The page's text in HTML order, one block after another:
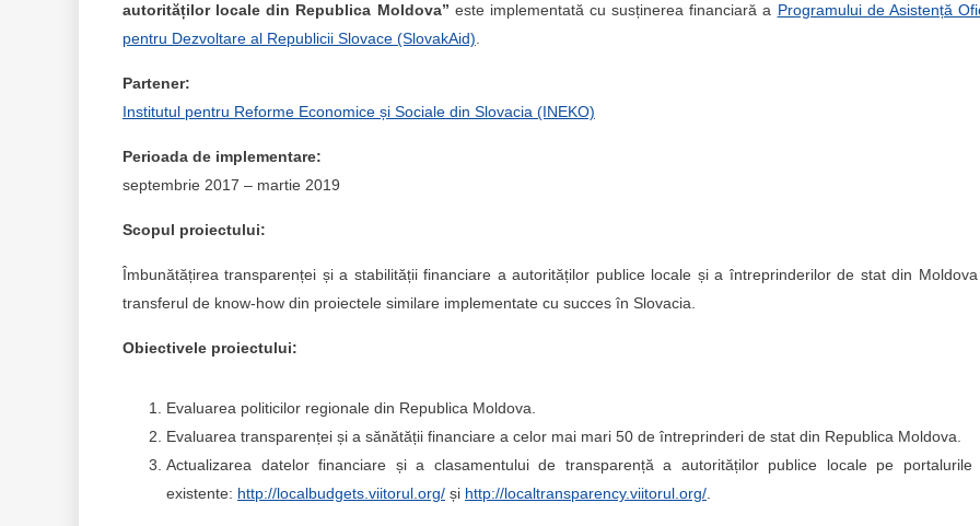
autorităților locale din Republica Moldova” este implementată cu susținerea financiară a Programului de Asistență
pentru Dezvoltare al Republicii Slovace (SlovakAid)
Partener:
Institutul pentru Reforme Economice și Sociale din Slovacia (INEKO)
Perioada de implementare:
septembrie 2017 – martie 2019
Scopul proiectului:
Îmbunătățirea transparenței și a stabilității financiare a autorităților publice locale și a întreprinderilor de stat din
transferul de know-how din proiectele similare implementate cu succes în Slovacia.
Obiectivele proiectului:
Evaluarea politicilor regionale din Republica Moldova.
Evaluarea transparenței și a sănătății financiare a celor mai mari 50 de întreprinderi de stat din Republica Moldova.
Actualizarea datelor financiare și a clasamentului de transparență a autorităților publice locale pe portalurile
existente: http://localbudgets.viitorul.org/ și http://localtransparency.viitorul.org/